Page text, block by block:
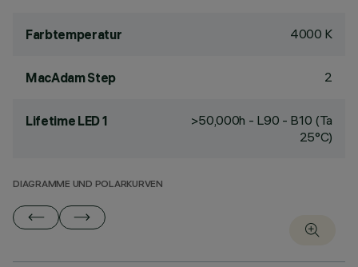
Farbtemperatur 4000 K
MacAdam Step 2
Lifetime LED 1
>50,000h - L90 - B10 (Ta
25°C)
DIAGRAMME UND POLARKURVEN